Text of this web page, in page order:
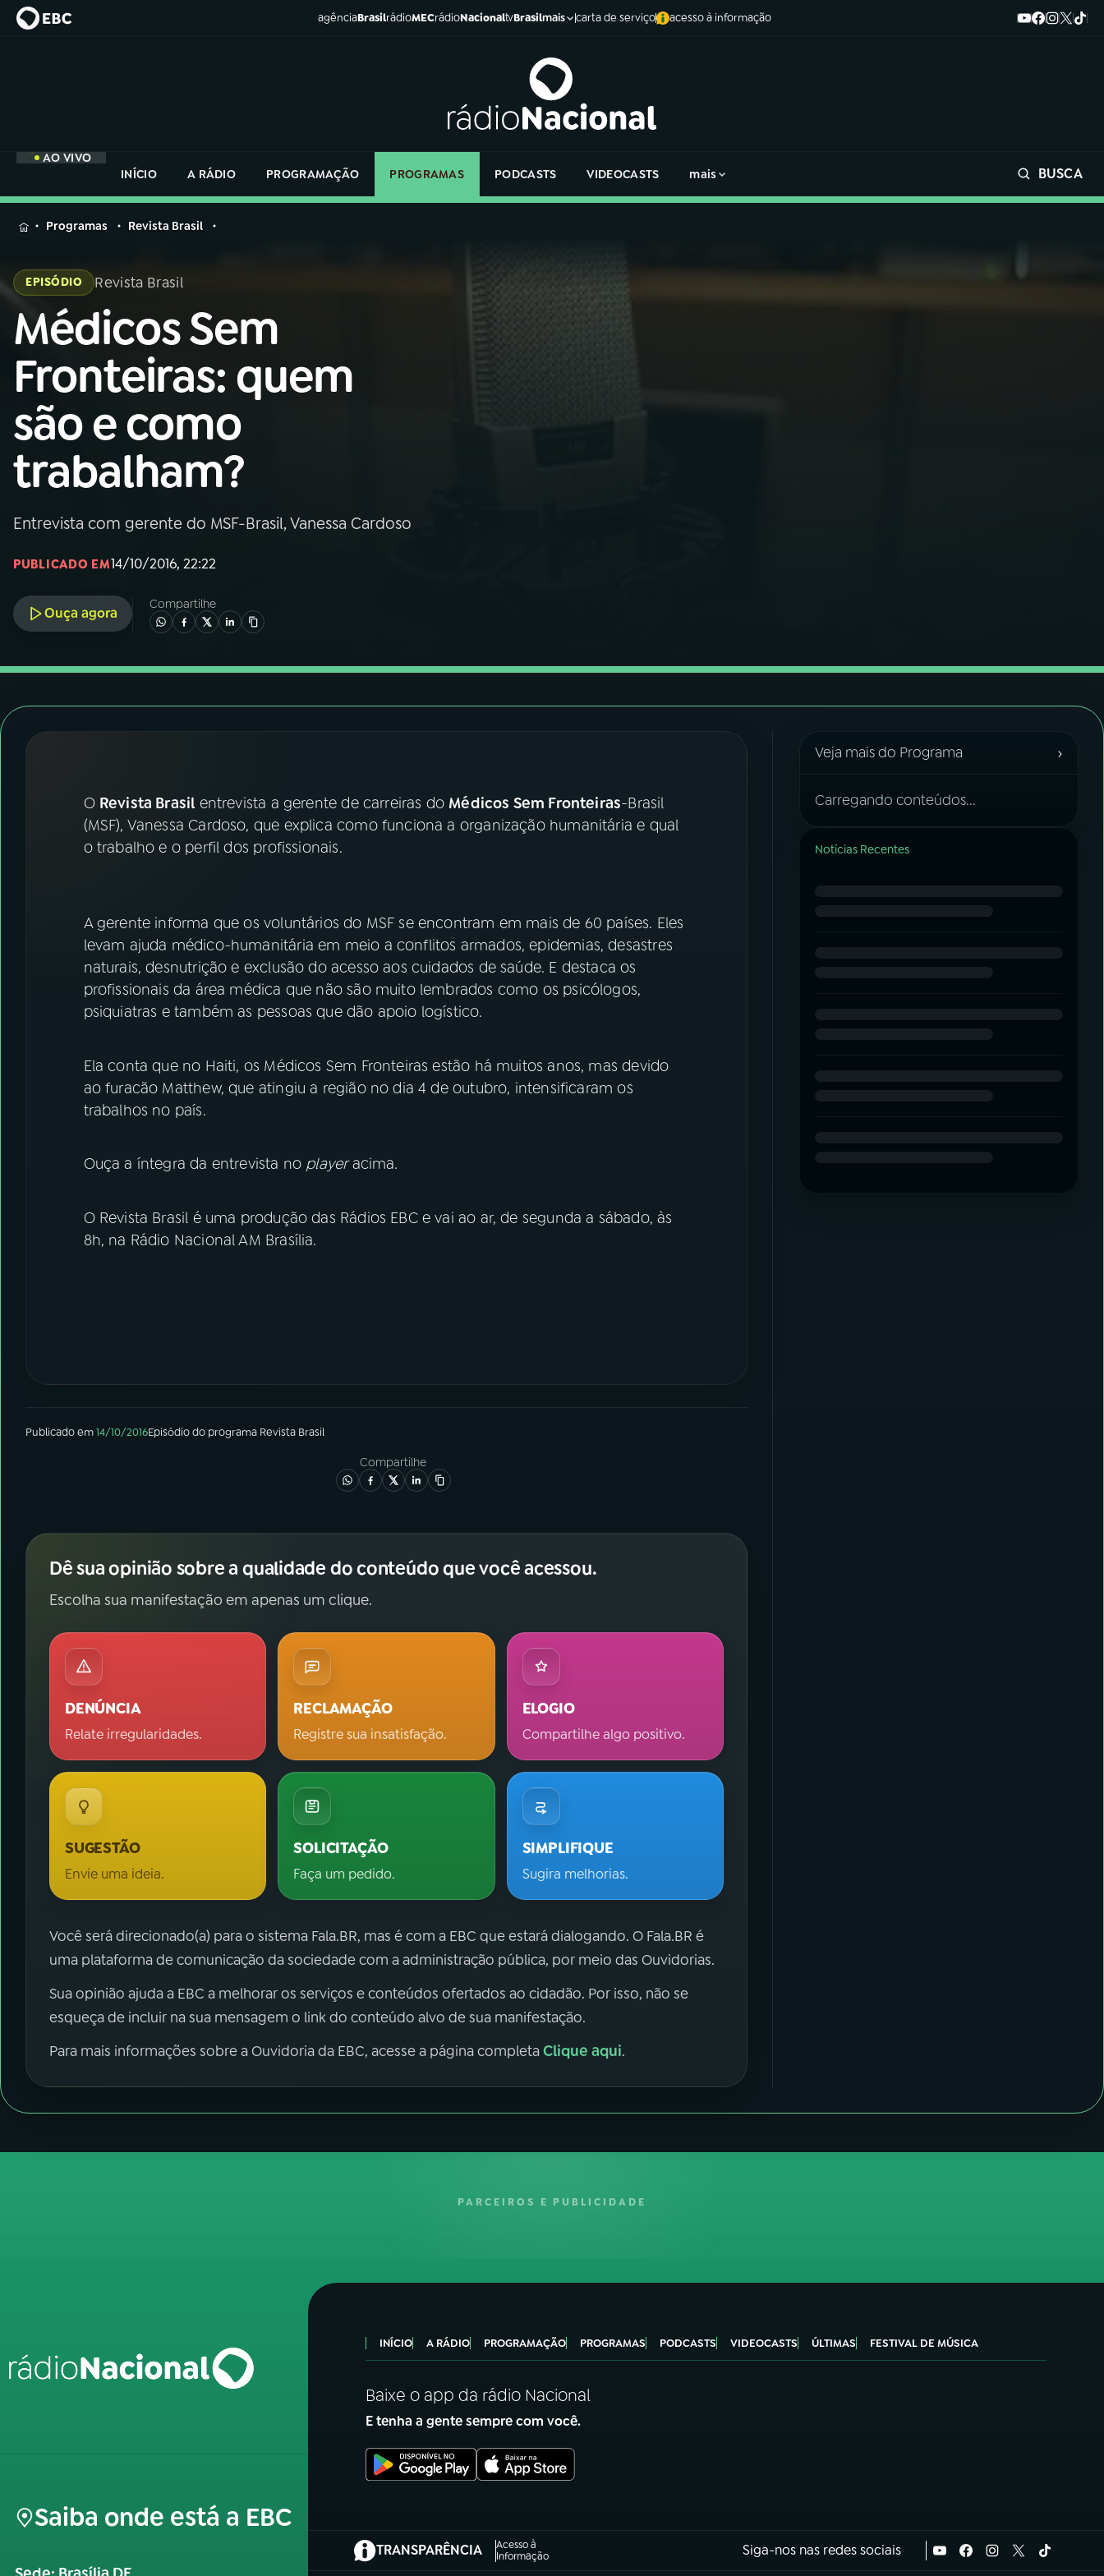
agênciaBrasilrádioMECrádioNacionaltvBrasilmais carta de serviço acesso à informação
AO VIVO
INÍCIO
A RÁDIO PROGRAMAÇÃO PROGRAMAS PODCASTS VIDEOCASTS mais BUSCA
MENU
Buscar
na
Rádio
Nacional
01INÍCIO
02A RÁDIO
03PROGRAMAÇÃO
05PODCASTS
FESTIVAL DE MÚSICA
ACOMPANHE A RÁDIO NACIONAL
Instagram X
na
Rádio
Nacional
Programas Revista Brasil
EPISÓDIO Revista Brasil
Médicos Sem
Fronteiras: quem
são e como
trabalham?
Entrevista com gerente do MSF-Brasil, Vanessa Cardoso
PUBLICADO EM14/10/2016, 22:22
Ouça agora
Compartilhe
O Revista Brasil entrevista a gerente de carreiras do Médicos Sem Fronteiras-Brasil
(MSF), Vanessa Cardoso, que explica como funciona a organização humanitária e qual
o trabalho e o perfil dos profissionais.
A gerente informa que os voluntários do MSF se encontram em mais de 60 países. Eles
levam ajuda médico-humanitária em meio a conflitos armados, epidemias, desastres
naturais, desnutrição e exclusão do acesso aos cuidados de saúde. E destaca os
profissionais da área médica que não são muito lembrados como os psicólogos,
psiquiatras e também as pessoas que dão apoio logístico.
Ela conta que no Haiti, os Médicos Sem Fronteiras estão há muitos anos, mas devido
ao furacão Matthew, que atingiu a região no dia 4 de outubro, intensificaram os
trabalhos no país.
Ouça a íntegra da entrevista no playeracima.
O Revista Brasil é uma produção das Rádios EBC e vai ao ar, de segunda a sábado, às
8h, na Rádio Nacional AM Brasília.
Publicado em14/10/2016Episódiodo programa Revista Brasil
Compartilhe
Dê sua opinião sobre a qualidade do conteúdo que você acessou.
Escolha sua manifestação em apenas um clique.
DENÚNCIA
Relate irregularidades.
RECLAMAÇÃO
Registre sua insatisfação.
ELOGIO
Compartilhe algo positivo.
SUGESTÃO
Envie uma ideia.
SOLICITAÇÃO
Faça um pedido.
SIMPLIFIQUE
Sugira melhorias.
Você será direcionado(a) para o sistema Fala.BR, mas é com a EBC que estará dialogando. O Fala.BR é
uma plataforma de comunicação da sociedade com a administração pública, por meio das Ouvidorias.
Sua opinião ajuda a EBC a melhorar os serviços e conteúdos ofertados ao cidadão. Por isso, não se
esqueça de incluir na sua mensagem o link do conteúdo alvo de sua manifestação.
Para mais informações sobre a Ouvidoria da EBC, acesse a página completaClique aqui.
Veja mais do Programa ›
Carregando conteúdos...
Notícias Recentes
PARCEIROS E PUBLICIDADE
Saiba onde está a EBC
INÍCIO A RÁDIO PROGRAMAÇÃO PROGRAMAS PODCASTS VIDEOCASTS ÚLTIMAS FESTIVAL DE MÚSICA
Baixe o app da rádio Nacional
E tenha a gente sempre com você.
TRANSPARÊNCIA
Acesso à
Informação
(abre em nova aba) Siga-nos nas redes sociais